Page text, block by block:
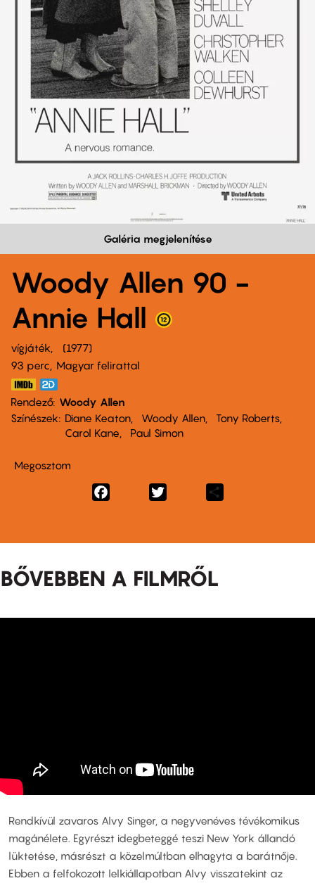
Galéria megjelenítése
Woody Allen 90 -
Annie Hall
vígjáték
1977
93 perc,
Magyar felirattal
Rendező Woody Allen
Színészek
Diane Keaton Woody Allen
Tony Roberts
Carol Kane
Paul Simon
Megosztom
Facebook
BŐVEBBEN A FILMRŐL
Rendkívül zavaros Alvy Singer, a negyvenéves tévékomikus
magánélete. Egyrészt idegbeteggé teszi New York állandó
lüktetése, másrészt a közelmúltban elhagyta a barátnője.
Ebben a felfokozott lelkiállapotban Alvy visszatekint az